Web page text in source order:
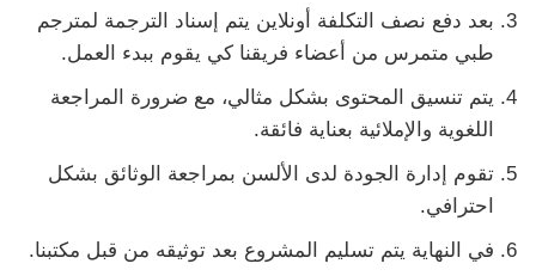
بعد دفع نصف التكلفة أونلاين يتم إسناد الترجمة لمترجم
طبي متمرس من أعضاء فريقنا كي يقوم ببدء العمل.
يتم تنسيق المحتوى بشكل مثالي، مع ضرورة المراجعة
اللغوية والإملائية بعناية فائقة.
تقوم إدارة الجودة لدى الألسن بمراجعة الوثائق بشكل
احترافي.
في النهاية يتم تسليم المشروع بعد توثيقه من قبل مكتبنا.